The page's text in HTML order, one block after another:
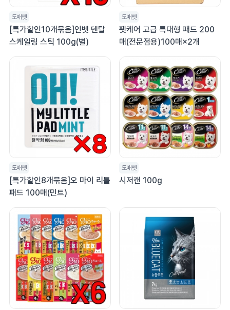
도매펫
[특가할인10개묶음]인벳 덴탈
스케일링 스틱 100g(별)
도매펫
펫케어 고급 특대형 패드 200
매(전문점용)100매×2개
도매펫
[특가할인8개묶음]오 마이 리틀
패드 100매(민트)
도매펫
시저캔 100g